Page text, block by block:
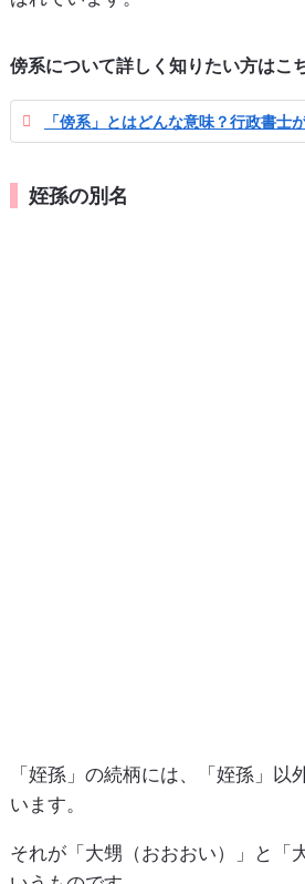
傍系について詳しく知りたい方はこ
「傍系」とはどんな意味？行政書士
姪孫の別名
「姪孫」の続柄には、「姪孫」以
います。
それが「大甥（おおおい）」と「